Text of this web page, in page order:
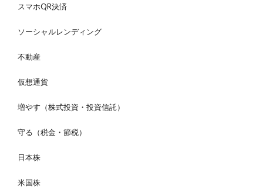
スマホQR決済
ソーシャルレンディング
不動産
仮想通貨
増やす（株式投資・投資信託）
守る（税金・節税）
日本株
米国株